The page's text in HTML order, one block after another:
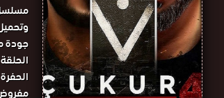
الحلقة 29 مترجمة قصة عشق.